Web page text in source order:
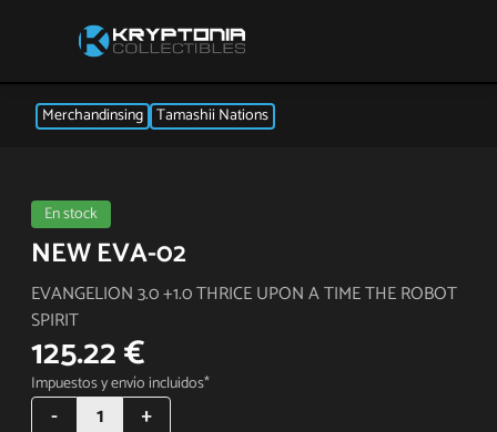
Merchandinsing Tamashii Nations
En stock
NEW EVA-02
EVANGELION 3.0 +1.0 THRICE UPON A TIME THE ROBOT
SPIRIT
125.22 €
Impuestos y envío incluidos*
- 1 +